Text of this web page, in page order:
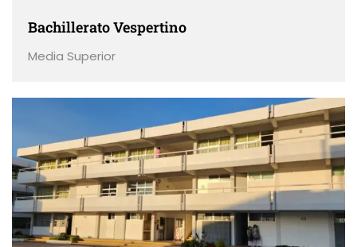
Bachillerato Vespertino
Media Superior